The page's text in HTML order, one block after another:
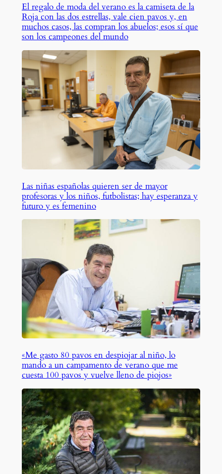
El regalo de moda del verano es la camiseta de la
Roja con las dos estrellas, vale cien pavos y, en
muchos casos, las compran los abuelos; esos sí que
son los campeones del mundo
Las niñas españolas quieren ser de mayor
profesoras y los niños, futbolistas; hay esperanza y
futuro y es femenino
«Me gasto 80 pavos en despiojar al niño, lo
mando a un campamento de verano que me
cuesta 100 pavos y vuelve lleno de piojos»